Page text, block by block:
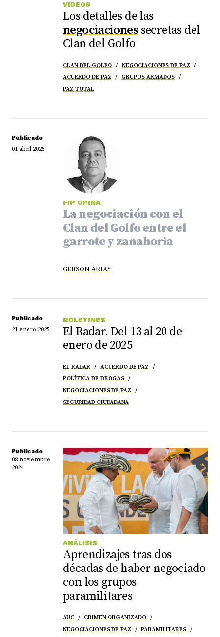
VIDEOS
Los detalles de las
negociacionessecretas del
Clan del Golfo
CLAN DEL GOLFO
NEGOCIACIONES DE PAZ
ACUERDO DE PAZ
GRUPOS ARMADOS
PAZ TOTAL
Publicado
01 abril 2025
FIP OPINA
La negociación con el
Clan del Golfo entre el
garrote y zanahoria
GERSON ARIAS
Publicado
21 enero 2025
BOLETINES
El Radar. Del 13 al 20 de
enero de 2025
EL RADAR
ACUERDO DE PAZ
POLÍTICA DE DROGAS
NEGOCIACIONES DE PAZ
SEGURIDAD CIUDADANA
Publicado
08 noviembre
2024
ANÁLISIS
Aprendizajes tras dos
décadas de haber negociado
con los grupos
paramilitares
AUC
CRIMEN ORGANIZADO
NEGOCIACIONES DE PAZ
PARAMILITARES